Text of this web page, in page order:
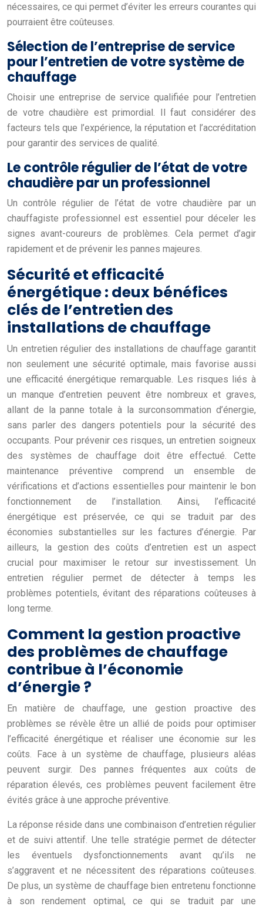
nécessaires, ce qui permet d’éviter les erreurs courantes qui
pourraient être coûteuses.
Sélection de l’entreprise de service
pour l’entretien de votre système de
chauffage
Choisir une entreprise de service qualifiée pour l’entretien
de votre chaudière est primordial. Il faut considérer des
facteurs tels que l’expérience, la réputation et l’accréditation
pour garantir des services de qualité.
Le contrôle régulier de l’état de votre
chaudière par un professionnel
Un contrôle régulier de l’état de votre chaudière par un
chauffagiste professionnel est essentiel pour déceler les
signes avant-coureurs de problèmes. Cela permet d’agir
rapidement et de prévenir les pannes majeures.
Sécurité et efficacité
énergétique : deux bénéfices
clés de l’entretien des
installations de chauffage
Un entretien régulier des installations de chauffage garantit
non seulement une sécurité optimale, mais favorise aussi
une efficacité énergétique remarquable. Les risques liés à
un manque d’entretien peuvent être nombreux et graves,
allant de la panne totale à la surconsommation d’énergie,
sans parler des dangers potentiels pour la sécurité des
occupants. Pour prévenir ces risques, un entretien soigneux
des systèmes de chauffage doit être effectué. Cette
maintenance préventive comprend un ensemble de
vérifications et d’actions essentielles pour maintenir le bon
fonctionnement de l’installation. Ainsi, l’efficacité
énergétique est préservée, ce qui se traduit par des
économies substantielles sur les factures d’énergie. Par
ailleurs, la gestion des coûts d’entretien est un aspect
crucial pour maximiser le retour sur investissement. Un
entretien régulier permet de détecter à temps les
problèmes potentiels, évitant des réparations coûteuses à
long terme.
Comment la gestion proactive
des problèmes de chauffage
contribue à l’économie
d’énergie ?
En matière de chauffage, une gestion proactive des
problèmes se révèle être un allié de poids pour optimiser
l’efficacité énergétique et réaliser une économie sur les
coûts. Face à un système de chauffage, plusieurs aléas
peuvent surgir. Des pannes fréquentes aux coûts de
réparation élevés, ces problèmes peuvent facilement être
évités grâce à une approche préventive.
La réponse réside dans une combinaison d’entretien régulier
et de suivi attentif. Une telle stratégie permet de détecter
les éventuels dysfonctionnements avant qu’ils ne
s’aggravent et ne nécessitent des réparations coûteuses.
De plus, un système de chauffage bien entretenu fonctionne
à son rendement optimal, ce qui se traduit par une